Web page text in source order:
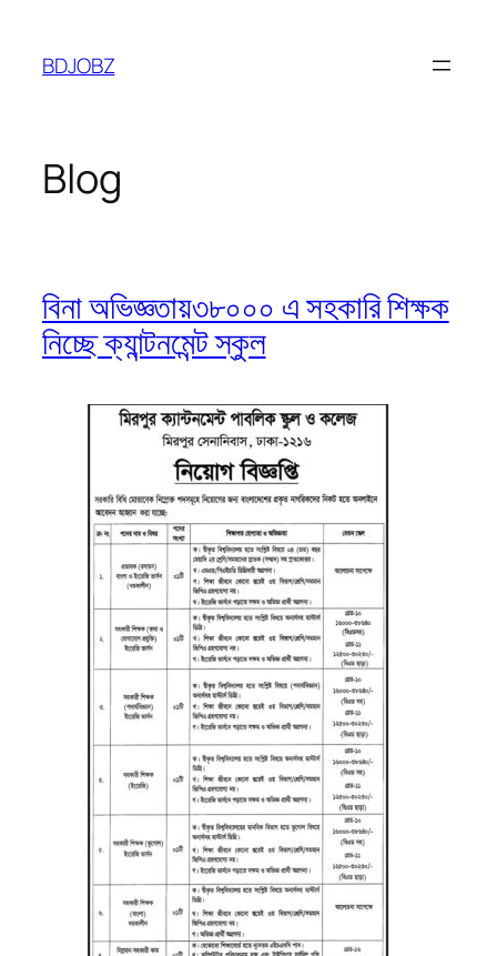
content
BDJOBZ
Blog
বিনা অভিজ্ঞতায়৩৮০০০ এ সহকারি শিক্ষক
নিচ্ছে ক্যান্টনমেন্ট স্কুল